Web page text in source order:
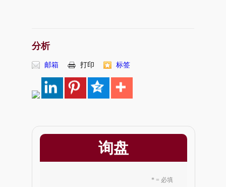
分析
邮箱 打印 标签
询盘
* = 必填